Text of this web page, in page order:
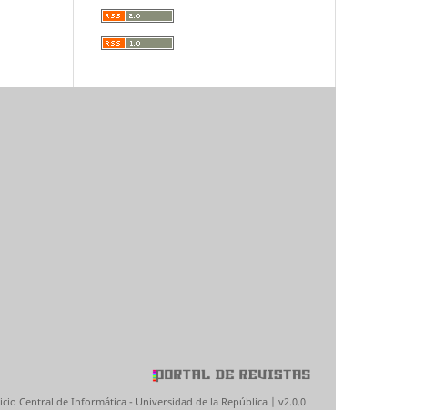
Central de Informática - Universidad de la República | v2.0.0